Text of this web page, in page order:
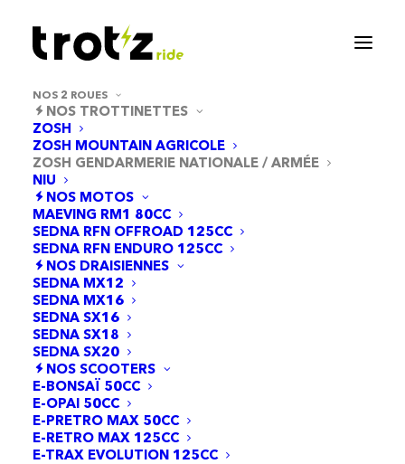
NOS 2 ROUES
NOS TROTTINETTES
ZOSH
ZOSH MOUNTAIN AGRICOLE
ZOSH GENDARMERIE NATIONALE / ARMÉE
NIU
NOS MOTOS
MAEVING RM1 80CC
SEDNA RFN OFFROAD 125CC
SEDNA RFN ENDURO 125CC
NOS DRAISIENNES
SEDNA MX12
SEDNA MX16
SEDNA SX16
SEDNA SX18
SEDNA SX20
NOS SCOOTERS
E-BONSAÏ 50CC
E-OPAI 50CC
E-PRETRO MAX 50CC
E-RETRO MAX 125CC
E-TRAX EVOLUTION 125CC
DÉCOUVREZ LA ZOSH
GENDARMERIE
NATIONALE,
conçue pour des
interventions rapides et
une mobilité agile, elle
offre une solution fiable
pour assurer la sécurité
avec efficacité.